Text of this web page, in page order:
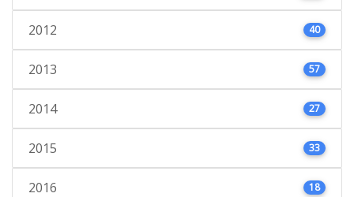
2012 40
2013 57
2014 27
2015 33
2016 18